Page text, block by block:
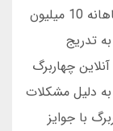
کننده داشتند. مسابقات چهاربرگ با جایزه ماهانه 10 میلیون
به تدریج
چهاربرگ
به دلیل مشکلات
با جوایز